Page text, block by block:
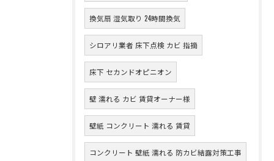
換気扇 湿気取り 24時間換気
シロアリ業者 床下点検 カビ 指摘
床下 セカンドオピニオン
壁 濡れる カビ 賃貸オーナー様
壁紙 コンクリート 濡れる 賃貸
コンクリート 壁紙 濡れる 防カビ結露対策工事